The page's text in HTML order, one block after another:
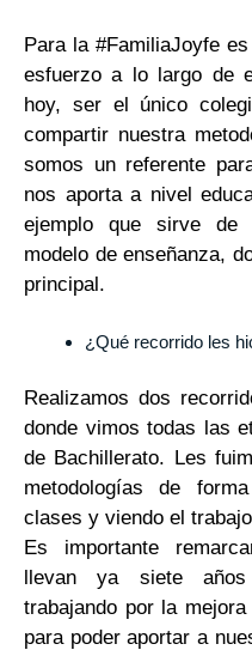
Para la #FamiliaJoyfe
esfuerzo a lo largo de
hoy, ser el único
compartir nuestra
somos un referente
nos aporta a nivel
ejemplo que sirve de
modelo de enseñanza,
principal.
¿Qué recorrido les
Realizamos dos
donde vimos todas las
de Bachillerato. Les
metodologías de
clases y viendo el
Es importante
llevan ya siete años
trabajando por la
para poder aportar a